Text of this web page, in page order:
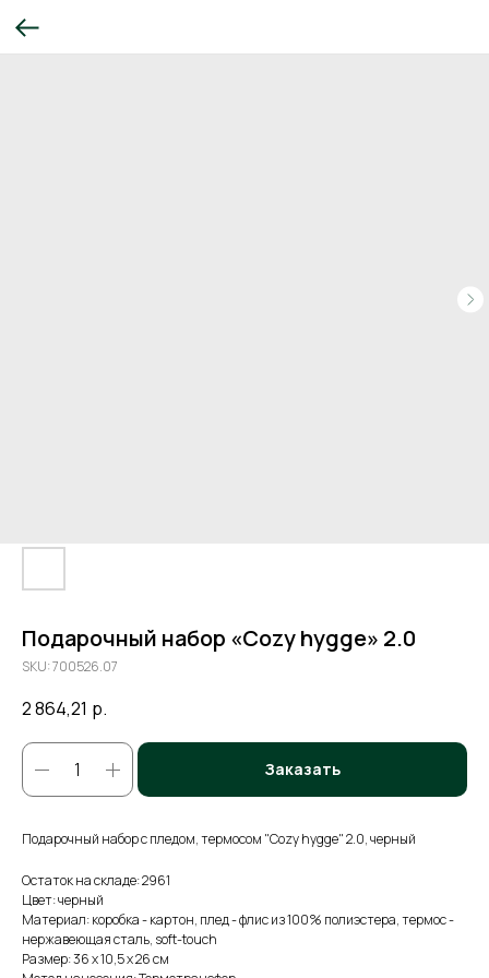
Подарочный набор «Cozy hygge» 2.0
SKU:700526.07
2 864,21 р.
Заказать
Подарочный набор с пледом, термосом "Cozy hygge" 2.0, черный
Остаток на складе: 2961
Цвет: черный
Материал: коробка - картон, плед - флис из 100% полиэстера, термос -
нержавеющая сталь, soft-touch
Размер: 36 х 10,5 х 26 см